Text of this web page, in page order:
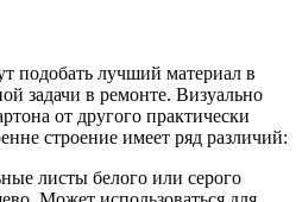
подобать лучший материал в
задачи в ремонте. Визуально
от другого практически
строение имеет ряд различий:
листы белого или серого